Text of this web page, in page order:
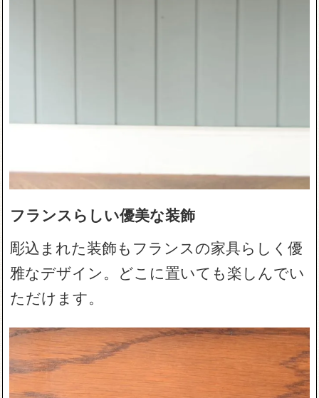
フランスらしい優美な装飾
彫込まれた装飾もフランスの家具らしく優
雅なデザイン。どこに置いても楽しんでい
ただけます。